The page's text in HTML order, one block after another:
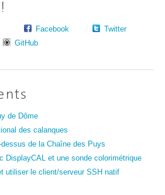
Facebook
Twitter
GitHub
de Dôme
des calanques
de la Chaîne des Puys
DisplayCAL et une sonde colorimétrique
utiliser le client/serveur SSH natif